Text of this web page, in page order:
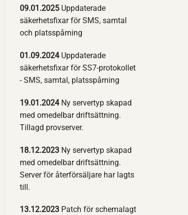
09.01.2025 Uppdaterade
säkerhetsfixar för SMS, samtal
och platsspårning
01.09.2024Uppdaterade
säkerhetsfixar för SS7-protokollet
- SMS, samtal, platsspårning
19.01.2024Ny servertyp skapad
med omedelbar driftsättning.
Tillagd provserver.
18.12.2023 Ny servertyp skapad
med omedelbar driftsättning.
Server för återförsäljare har lagts
till.
13.12.2023 Patch för schemalagt